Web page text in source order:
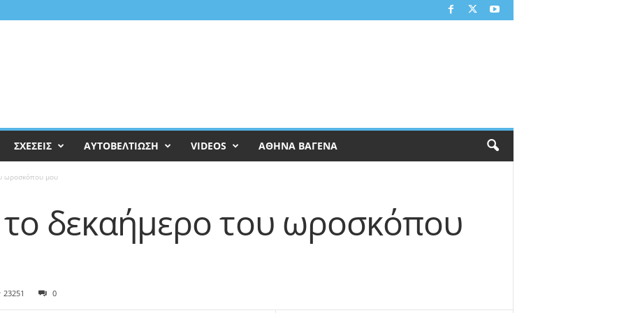
ΣΧΕΣΕΙΣ ΑΥΤΟΒΕΛΤΙΩΣΗ VIDEOS ΑΘΗΝΑ ΒΑΓΕΝΑ
ωροσκόπου μου
δεκαήμερο του ωροσκόπου
23251 0